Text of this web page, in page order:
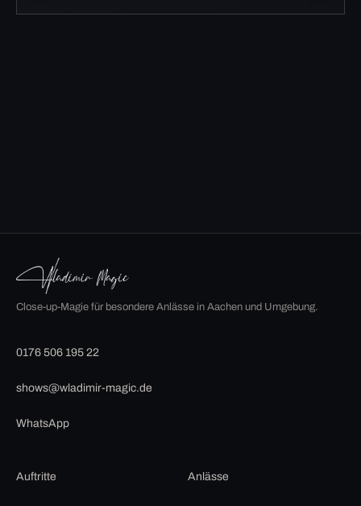
Close-up-Magie für besondere Anlässe in Aachen und Umgebung.
0176 506 195 22
shows@wladimir-magic.de
WhatsApp
Auftritte Anlässe